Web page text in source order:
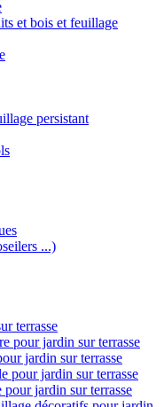
et bois et feuillage
persistant
...)
terrasse
pour jardin sur terrasse
jardin sur terrasse
pour jardin sur terrasse
jardin sur terrasse